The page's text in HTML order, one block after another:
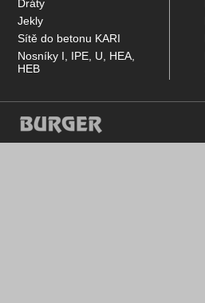
Dráty
Jekly
Sítě do betonu KARI
Nosníky I, IPE, U, HEA,
HEB